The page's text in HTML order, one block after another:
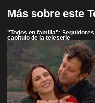
Más sobre este
"Todos en familia":
capítulo de la teleserie